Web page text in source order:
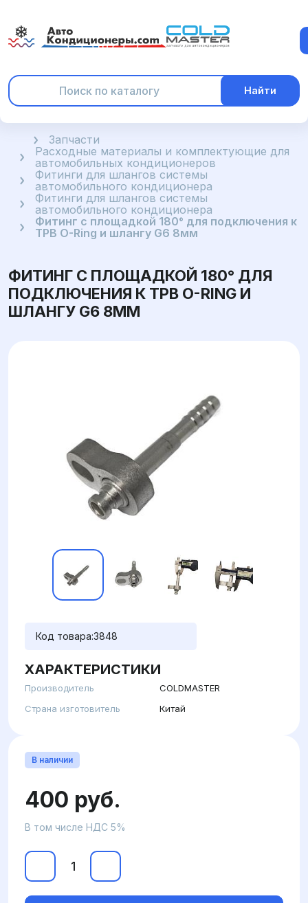
Найти
ГлавнаяЗапчасти
Расходные материалы и комплектующие для
автомобильных кондиционеров
Фитинги для шлангов системы
автомобильного кондиционера
Фитинги для шлангов системы
автомобильного кондиционера
Фитинг с площадкой 180° для подключения к
ТРВ O-Ring и шлангу G6 8мм
ФИТИНГ С ПЛОЩАДКОЙ 180° ДЛЯ
ПОДКЛЮЧЕНИЯ К ТРВ O-RING И
ШЛАНГУ G6 8ММ
Код товара:3848
ХАРАКТЕРИСТИКИ
Производитель
COLDMASTER
Страна изготовитель
Китай
В наличии
400 руб.
В том числе НДС 5%